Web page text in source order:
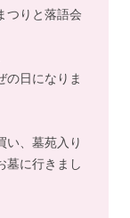
つりと落語会
の日になりま
い、墓苑入り
墓に行きまし